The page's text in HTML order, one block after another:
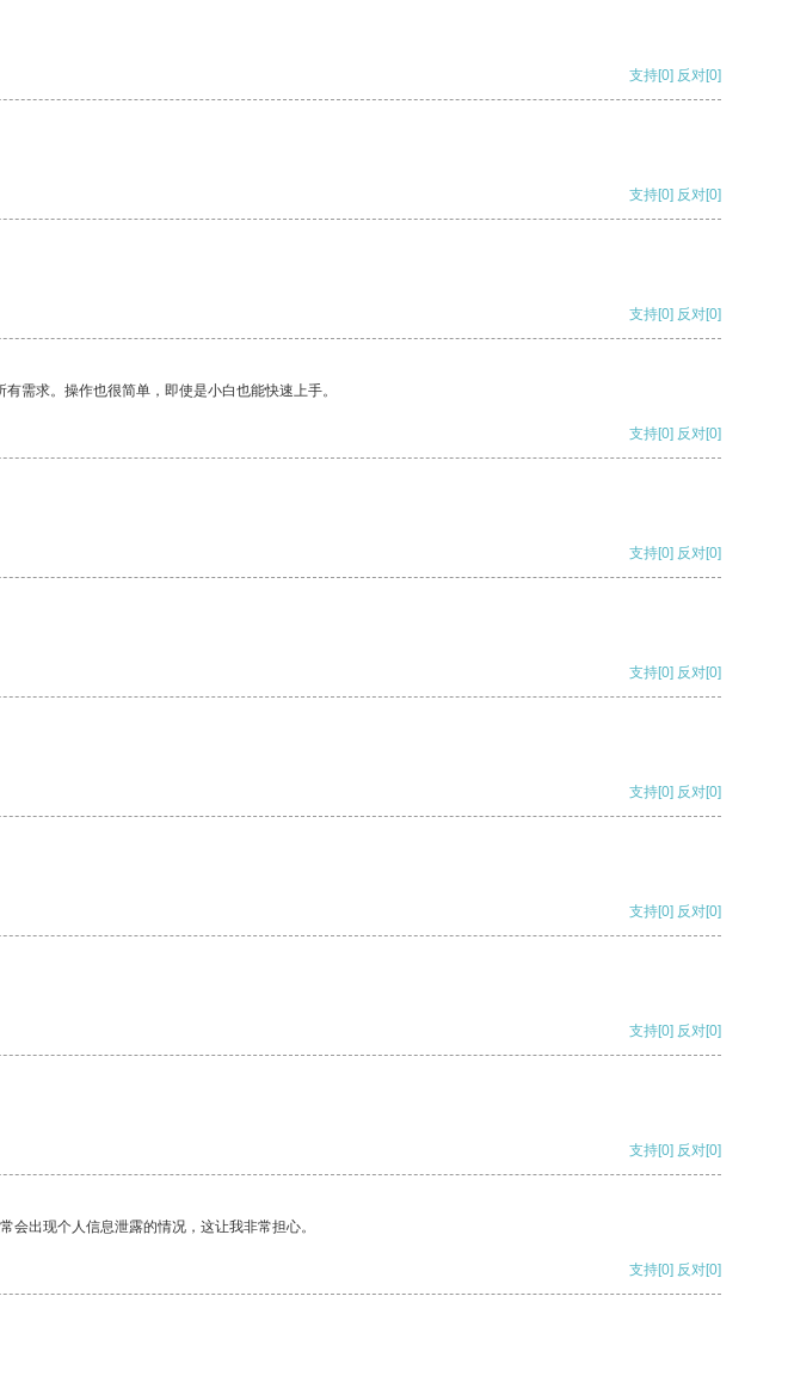
支持[0] 反对[0]
支持[0] 反对[0]
支持[0] 反对[0]
需求。操作也很简单，即使是小白也能快速上手。
支持[0] 反对[0]
支持[0] 反对[0]
支持[0] 反对[0]
支持[0] 反对[0]
支持[0] 反对[0]
支持[0] 反对[0]
支持[0] 反对[0]
出现个人信息泄露的情况，这让我非常担心。
支持[0] 反对[0]